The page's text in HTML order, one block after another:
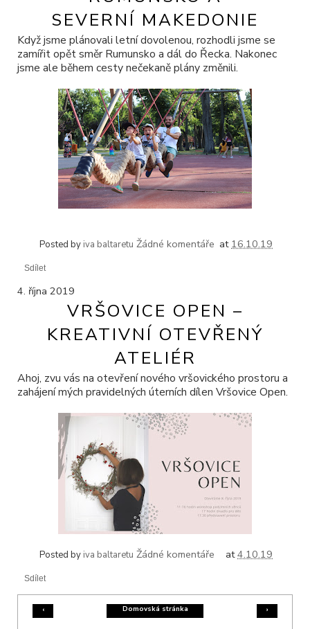
SEVERNÍ MAKEDONIE
Když jsme plánovali letní dovolenou, rozhodli jsme se
zamířit opět směr Rumunsko a dál do Řecka. Nakonec
jsme ale během cesty nečekaně plány změnili.
Posted by iva baltaretu at 16.10.19
Žádné komentáře
Sdílet
4. října 2019
VRŠOVICE OPEN –
KREATIVNÍ OTEVŘENÝ
ATELIÉR
Ahoj, zvu vás na otevření nového vršovického prostoru a
zahájení mých pravidelných úterních dílen Vršovice Open.
Posted by iva baltaretu at4.10.19
Žádné komentáře
Sdílet
‹ ›
Domovská stránka